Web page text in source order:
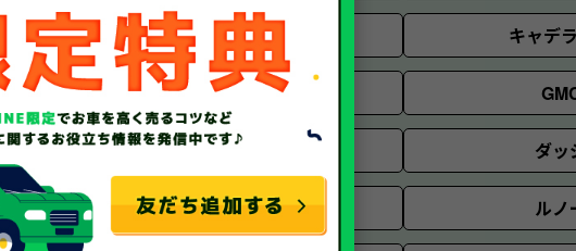
スマート キャデ
ハマー
クライスラー ダッ
ランドローバー ルノ